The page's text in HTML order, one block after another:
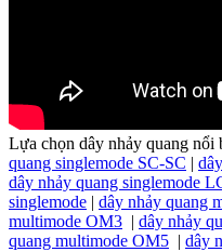
Lựa chọn dây nhảy quang nổi
quang singlemode SC-SC |
dây nhảy quang singlemode
singlemode | dây nhảy quang
multimode OM3 | dây nhảy
quang multimode OM5 | dây